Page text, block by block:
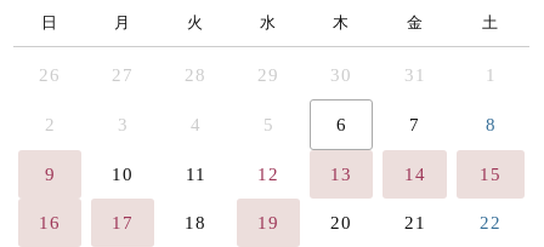
日 月 火 水 木 金 土
26 27 28 29 30 31 1
2 3 4 5 6 7 8
9 10 11 12 13 14 15
16 17 18 19 20 21 22